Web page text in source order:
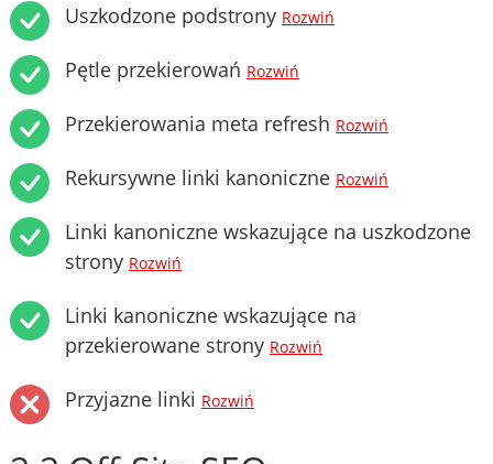
Uszkodzone podstrony Rozwiń
Pętle przekierowań Rozwiń
Przekierowania meta refresh Rozwiń
Rekursywne linki kanoniczne Rozwiń
Linki kanoniczne wskazujące na uszkodzone
strony Rozwiń
Linki kanoniczne wskazujące na
przekierowane strony Rozwiń
Przyjazne linki Rozwiń